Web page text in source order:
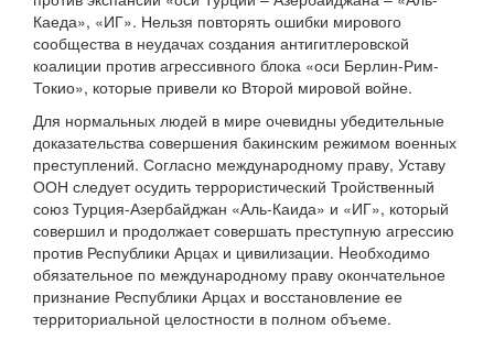
Каеда», «ИГ». Нельзя повторять ошибки мирового
сообщества в неудачах создания антигитлеровской
коалиции против агрессивного блока «оси Берлин-Рим-
Токио», которые привели ко Второй мировой войне.
Для нормальных людей в мире очевидны убедительные
доказательства совершения бакинским режимом военных
преступлений. Согласно международному праву, Уставу
ООН следует осудить террористический Тройственный
союз Турция-Азербайджан «Аль-Каида» и «ИГ», который
совершил и продолжает совершать преступную агрессию
против Республики Арцах и цивилизации. Hеобходимо
обязательное по международному праву окончательное
признание Республики Арцах и восстановление ее
территориальной целостности в полном объеме.